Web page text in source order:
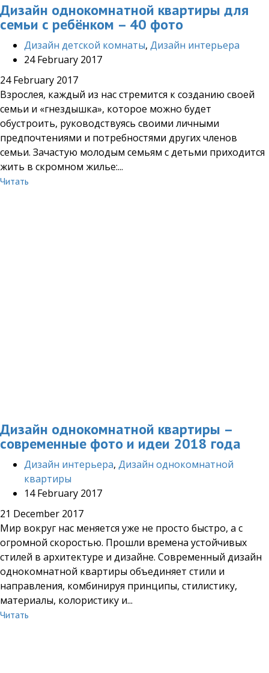
Дизайн однокомнатной квартиры для
семьи с ребёнком – 40 фото
Дизайн детской комнаты, Дизайн интерьера
24 February 2017
24 February 2017
Взрослея, каждый из нас стремится к созданию своей
семьи и «гнездышка», которое можно будет
обустроить, руководствуясь своими личными
предпочтениями и потребностями других членов
семьи. Зачастую молодым семьям с детьми приходится
жить в скромном жилье:...
Читать
Дизайн однокомнатной квартиры –
современные фото и идеи 2018 года
Дизайн интерьера, Дизайн однокомнатной
квартиры
14 February 2017
21 December 2017
Мир вокруг нас меняется уже не просто быстро, а с
огромной скоростью. Прошли времена устойчивых
стилей в архитектуре и дизайне. Современный дизайн
однокомнатной квартиры объединяет стили и
направления, комбинируя принципы, стилистику,
материалы, колористику и...
Читать